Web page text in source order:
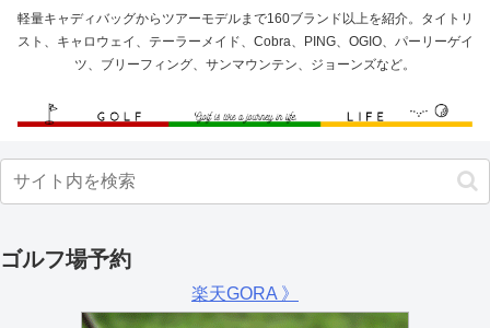
軽量キャディバッグからツアーモデルまで160ブランド以上を紹介。タイトリ
スト、キャロウェイ、テーラーメイド、Cobra、PING、OGIO、パーリーゲイ
ツ、ブリーフィング、サンマウンテン、ジョーンズなど。
ゴルフ場予約
楽天GORA 》